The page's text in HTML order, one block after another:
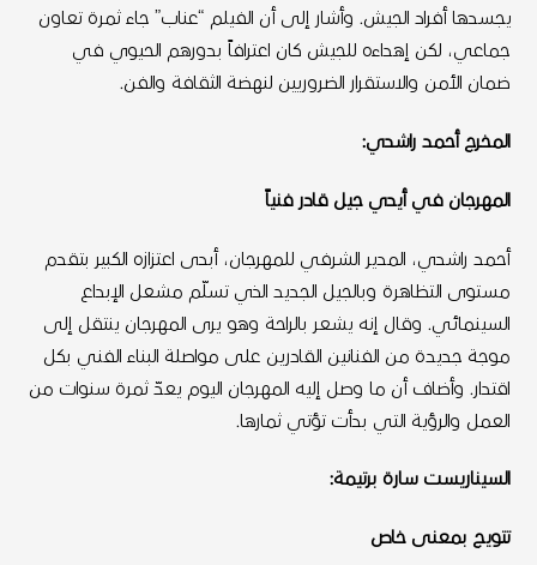
يجسدها أفراد الجيش. وأشار إلى أن الفيلم “عناب” جاء ثمرة تعاون
جماعي، لكن إهداءه للجيش كان اعترافاً بدورهم الحيوي في
ضمان الأمن والاستقرار الضروريين لنهضة الثقافة والفن.
المخرج أحمد راشدي:
المهرجان في أيدي جيل قادر فنياً
أحمد راشدي، المدير الشرفي للمهرجان، أبدى اعتزازه الكبير بتقدم
مستوى التظاهرة وبالجيل الجديد الذي تسلّم مشعل الإبداع
السينمائي. وقال إنه يشعر بالراحة وهو يرى المهرجان ينتقل إلى
موجة جديدة من الفنانين القادرين على مواصلة البناء الفني بكل
اقتدار. وأضاف أن ما وصل إليه المهرجان اليوم يعدّ ثمرة سنوات من
العمل والرؤية التي بدأت تؤتي ثمارها.
السيناريست سارة برتيمة:
تتويج بمعنى خاص